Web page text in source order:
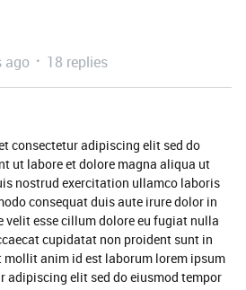
ago 18 replies
consectetur adipiscing elit sed do
ut labore et dolore magna aliqua ut
nostrud exercitation ullamco laboris
consequat duis aute irure dolor in
velit esse cillum dolore eu fugiat nulla
cupidatat non proident sunt in
anim id est laborum lorem ipsum
adipiscing elit sed do eiusmod tempor